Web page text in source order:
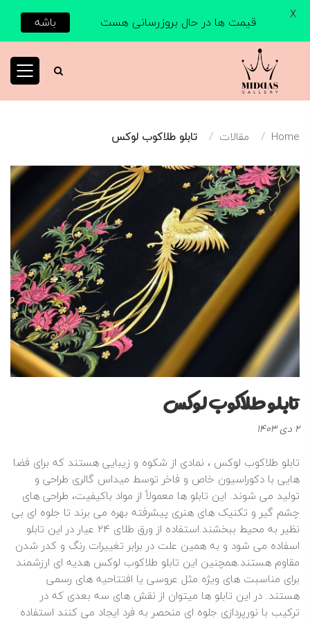
Home مقالات تابلو طلاکوب لوکس
تابلو طلاکوب لوکس
نوشته
در
:
2 دی 1403
تابلو طلاکوب لوکس ، نمادی از شکوه و زیبایی هستند که برای فضا
هایی با دکوراسیون خاص و فاخر توسط میداس گالری طراحی و
تولید می‌ شوند. این تابلو ها معمولاً از مواد باکیفیت، طراحی‌ های
چشم‌ گیر و تکنیک‌ های هنری پیشرفته بهره می‌ برند تا جلوه‌ ای بی‌
نظیر به محیط ببخشند.استفاده از ورق طلای ۲۴ عیار در این تابلو
اسفاده می شود و به همین علت در برابر تغییرات رنگ و کدر شدن
مقاوم هستند.همچنین این تابلو طلاکوب لوکس هدیه‌ ای ارزشمند
برای مناسبت‌ های ویژه مثل عروسی یا افتتاحیه‌ های رسمی
هستند. در این تابلو ها میتوان از نقش‌ های سه‌ بعدی که در
ترکیب با نورپردازی جلوه‌ ای منحصر به‌ فرد ایجاد می‌ کنند استفاده
قیمت ها در حال بروزرسانی هست باشه X